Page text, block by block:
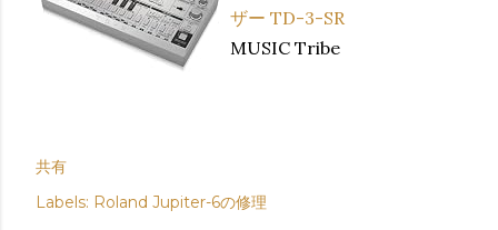
ザー TD-3-SR
MUSIC Tribe
共有
Labels: Roland Jupiter-6の修理